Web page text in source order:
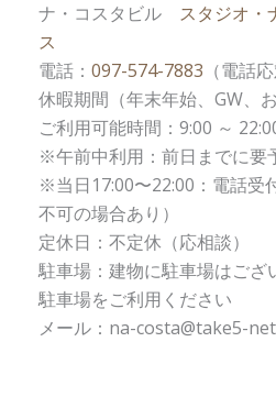
ナ・コスタビル スタジオ・
ス
電話： 097-574-7883 （電話
休暇期間（年末年始、GW、
ご利用可能時間：9:00 ～
※午前中利用：前日までに要
※当日17:00〜22:00：電話受
不可の場合あり）
定休日：不定休（応相談）
駐車場：建物に駐車場はござ
駐車場をご利用ください
メール：na-costa@take5-